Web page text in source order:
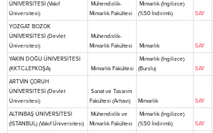
ÜNİVERSİTESİ (Vakıf
Üniversitesi)
Mühendislik-
Mimarlık Fakültesi
Mimarlık (İngilizce)
(%50 İndirimli)
SAY
YOZGAT BOZOK
ÜNİVERSİTESİ (Devlet
Üniversitesi)
Mühendislik-
Mimarlık Fakültesi
Mimarlık SAY
YAKIN DOĞU ÜNİVERSİTESİ
(KKTC-LEFKOŞA)
Mimarlık Fakültesi
Mimarlık (İngilizce)
(Burslu)
SAY
ARTVİN ÇORUH
ÜNİVERSİTESİ (Devlet
Üniversitesi)
Sanat ve Tasarım
Fakültesi (Arhavi)
Mimarlık SAY
ALTINBAŞ ÜNİVERSİTESİ
(İSTANBUL) (Vakıf Üniversitesi)
Mühendislik ve
Mimarlık Fakültesi
Mimarlık (İngilizce)
(%50 İndirimli)
SAY